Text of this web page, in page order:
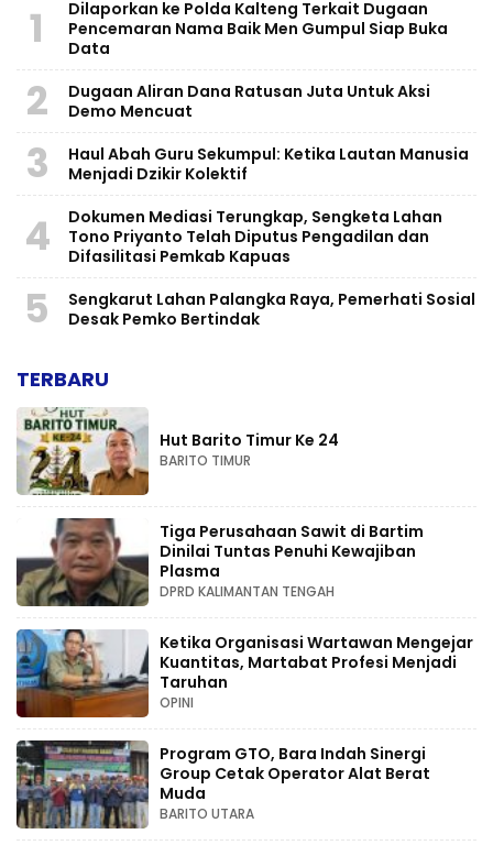
1
Dilaporkan ke Polda Kalteng Terkait Dugaan
Pencemaran Nama Baik Men Gumpul Siap Buka
Data
2
Dugaan Aliran Dana Ratusan Juta Untuk Aksi
Demo Mencuat
3
Haul Abah Guru Sekumpul: Ketika Lautan Manusia
Menjadi Dzikir Kolektif
4
​Dokumen Mediasi Terungkap, Sengketa Lahan
Tono Priyanto Telah Diputus Pengadilan dan
Difasilitasi Pemkab Kapuas
5
Sengkarut Lahan Palangka Raya, Pemerhati Sosial
Desak Pemko Bertindak
TERBARU
Hut Barito Timur Ke 24
BARITO TIMUR
Tiga Perusahaan Sawit di Bartim
Dinilai Tuntas Penuhi Kewajiban
Plasma
DPRD KALIMANTAN TENGAH
Ketika Organisasi Wartawan Mengejar
Kuantitas, Martabat Profesi Menjadi
Taruhan
OPINI
Program GTO, Bara Indah Sinergi
Group Cetak Operator Alat Berat
Muda
BARITO UTARA